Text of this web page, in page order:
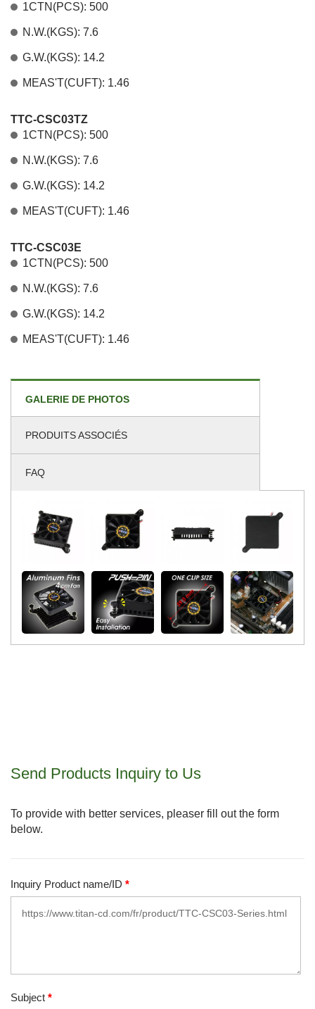
1CTN(PCS): 500
N.W.(KGS): 7.6
G.W.(KGS): 14.2
MEAS'T(CUFT): 1.46
TTC-CSC03TZ
1CTN(PCS): 500
N.W.(KGS): 7.6
G.W.(KGS): 14.2
MEAS'T(CUFT): 1.46
TTC-CSC03E
1CTN(PCS): 500
N.W.(KGS): 7.6
G.W.(KGS): 14.2
MEAS'T(CUFT): 1.46
GALERIE DE PHOTOS
PRODUITS ASSOCIÉS
FAQ